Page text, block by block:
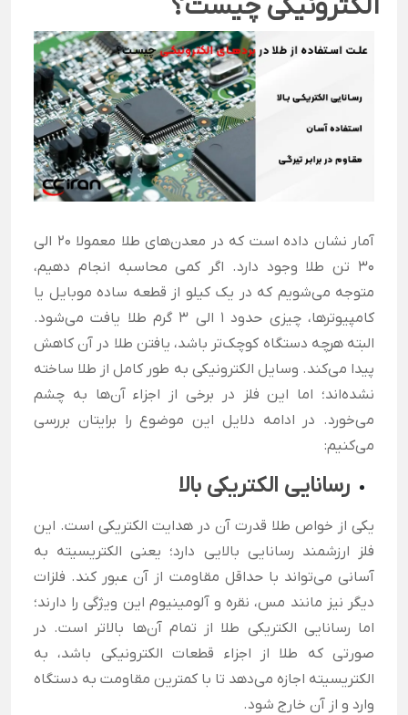
الکترونیکی چیست؟
آمار نشان داده است که در معدن‌های طلا معمولا 20 الی
30 تن طلا وجود دارد. اگر کمی محاسبه انجام دهیم،
متوجه می‌شویم که در یک کیلو از قطعه ساده موبایل یا
کامپیوترها، چیزی حدود 1 الی 3 گرم طلا یافت می‌شود.
البته هرچه دستگاه کوچک‌تر باشد، یافتن طلا در آن کاهش
پیدا می‌کند. وسایل الکترونیکی به طور کامل از طلا ساخته
نشده‌اند؛ اما این فلز در برخی از اجزاء آن‌ها به چشم
می‌خورد. در ادامه دلایل این موضوع را برایتان بررسی
می‌کنیم:
رسانایی الکتریکی بالا
یکی از خواص طلا قدرت آن در هدایت الکتریکی است. این
فلز ارزشمند رسانایی بالایی دارد؛ یعنی الکتریسیته به
آسانی می‌تواند با حداقل مقاومت از آن عبور کند. فلزات
دیگر نیز مانند مس، نقره و آلومینیوم این ویژگی را دارند؛
اما رسانایی الکتریکی طلا از تمام آن‌ها بالاتر است. در
صورتی که طلا از اجزاء قطعات الکترونیکی باشد، به
الکتریسیته اجازه می‌دهد تا با کمترین مقاومت به دستگاه
وارد و از آن خارج شود.